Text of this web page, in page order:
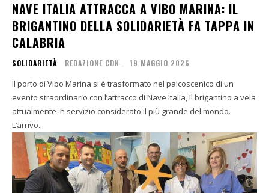
NAVE ITALIA ATTRACCA A VIBO MARINA: IL
BRIGANTINO DELLA SOLIDARIETÀ FA TAPPA IN
CALABRIA
SOLIDARIETÀ REDAZIONE CDN - 19 MAGGIO 2026
Il porto di Vibo Marina si è trasformato nel palcoscenico di un
evento straordinario con l’attracco di Nave Italia, il brigantino a vela
attualmente in servizio considerato il più grande del mondo.
L’arrivo...